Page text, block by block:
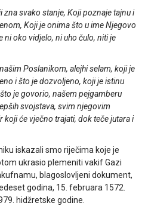
zna svako stanje, Koji poznaje tajnu i
Koji je onima što u ime Njegovo
oko vidjelo, ni uho čulo, niti je
Poslanikom, alejhi selam, koji je
i što je dozvoljeno, koji je istinu
je govorio, našem pejgamberu
svojstava, svim njegovim
će vječno trajati, dok teče jutara i
iskazali smo riječima koje je
ukrasio plemeniti vakif Gazi
blagoslovljeni dokument,
godina, 15. februara 1572.
hidžretske godine.